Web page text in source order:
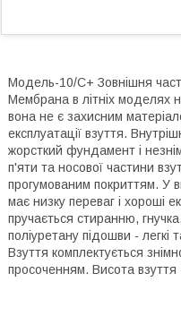
Модель-10/С+ Зовнішня
Мембрана в літніх моделях
вона не є захисним
експлуатації взуття.
жорсткий фундамент і
п'яти та носової частини
прогумованим покриттям. У
має низку переваг і хороші
пручається стиранню,
поліуретану підошви - легкі
Взуття комплектується
просоченням. Висота взуття